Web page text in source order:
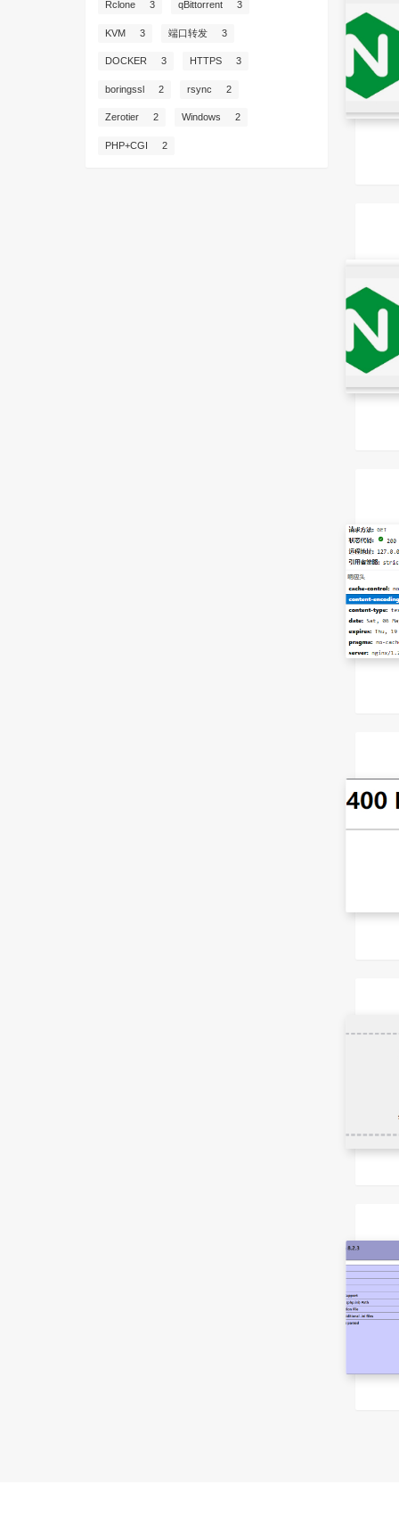
Rclone 3 qBittorrent 3
KVM 3 端口转发 3
DOCKER 3 HTTPS 3
boringssl 2 rsync 2
Zerotier 2 Windows 2
PHP+CGI 2